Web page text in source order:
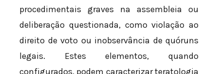
procedimentais graves na assembleia ou
deliberação questionada, como violação ao
direito de voto ou inobservância de quóruns
legais. Estes elementos, quando
configurados, podem caracterizar teratologia